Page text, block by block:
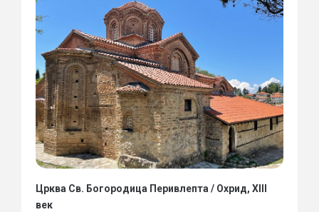
Црква Св. Богородица Перивлепта / Охрид, XIII
век